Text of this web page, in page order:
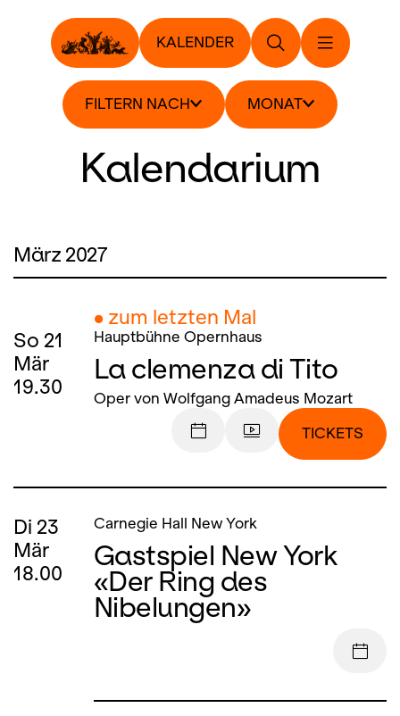
KALENDER
FILTERN NACH MONAT
Kalendarium
März 2027
● zum letzten Mal
So 21
Mär
19.30
Hauptbühne Opernhaus
La clemenza di Tito
Oper von Wolfgang Amadeus Mozart
TICKETS
Di 23
Mär
18.00
Carnegie Hall New York
Gastspiel New York
«Der Ring des
Nibelungen»